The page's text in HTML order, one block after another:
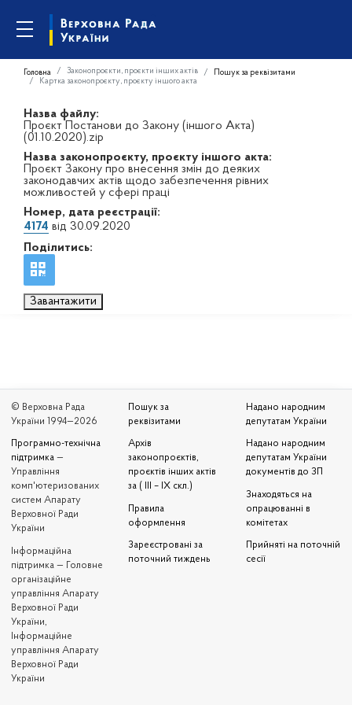
Головна Законопроєкти, проєкти інших актів
Пошук за реквізитами
Картка законопроєкту, проєкту іншого акта
Назва файлу:
Проєкт Постанови до Закону (іншого Акта)
(01.10.2020).zip
Назва законопроєкту, проєкту іншого акта:
Проєкт Закону про внесення змін до деяких
законодавчих актів щодо забезпечення рівних
можливостей у сфері праці
Номер, дата реєстрації:
4174 від 30.09.2020
Поділитись:
Завантажити
© Верховна Рада
України 1994—2026
Програмно-технічна
підтримка —
Управління
комп'ютеризованих
систем Апарату
Верховної Ради
України
Iнформаційна
підтримка — Головне
організаційне
управління Апарату
Верховної Ради
України,
Інформаційне
управління Апарату
Верховної Ради
України
Пошук за
реквізитами
Архів
законопроєктів,
проєктів інших актів
за ( III – IX скл.)
Правила
оформлення
Зареєстровані за
поточний тиждень
Надано народним
депутатам України
Надано народним
депутатам України
документів до ЗП
Знаходяться на
опрацюванні в
комітетах
Прийняті на поточній
сесії